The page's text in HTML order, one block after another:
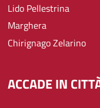
Lido Pellestrina
Marghera
Chirignago Zelarino
ACCADE IN